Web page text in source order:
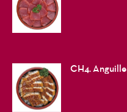
CH4. Anguille